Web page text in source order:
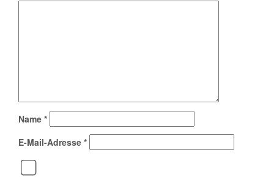
Name *
E-Mail-Adresse *